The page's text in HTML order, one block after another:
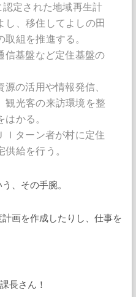
定された地域再生計
し、移住してよしの田
組を推進する。
信基盤など定住基盤の
の活用や情報発信、
観光客の来訪環境を整
かる。
Ｉターン者が村に定住
給を行う。
、その手腕。
画を作成したりし、仕事を
長さん！